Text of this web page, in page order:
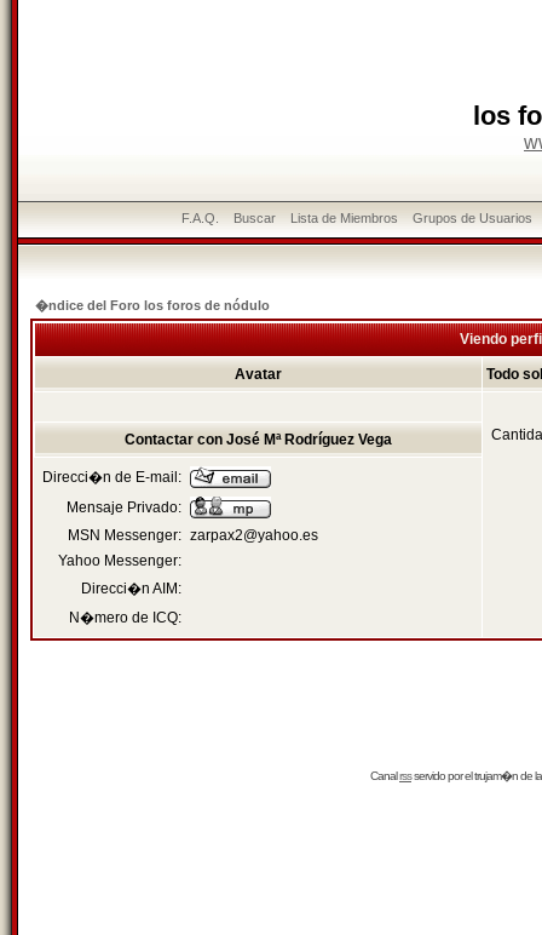
los
F.A.Q. Buscar Lista de Miembros Grupos de Usuarios
�ndice del Foro los foros de nódulo
Viendo
Avatar Todo
Contactar con José Mª Rodríguez Vega
Direcci�n de E-mail:
Mensaje Privado:
MSN Messenger: zarpax2@yahoo.es
Yahoo Messenger:
Direcci�n AIM:
N�mero de ICQ:
Canalrssservido por eltrujam�nde